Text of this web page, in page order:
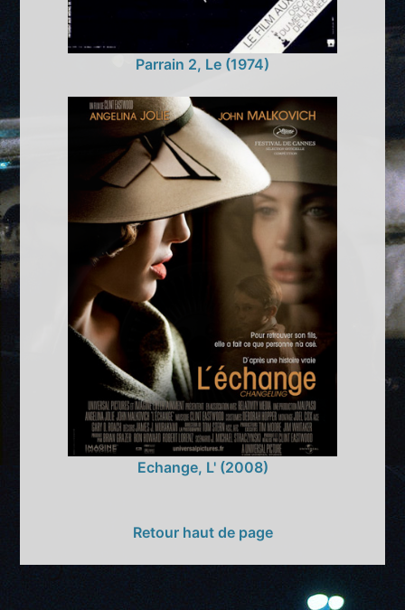
Parrain 2, Le (1974)
Echange, L' (2008)
Retour haut de page